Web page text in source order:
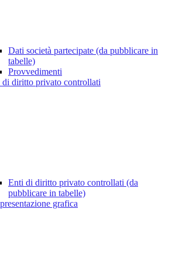
Dati società partecipate (da pubblicare in
tabelle)
Provvedimenti
di diritto privato controllati
Enti di diritto privato controllati (da
pubblicare in tabelle)
grafica